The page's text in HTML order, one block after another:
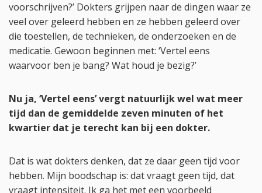
voorschrijven?’ Dokters grijpen naar de dingen waar ze
veel over geleerd hebben en ze hebben geleerd over
die toestellen, de technieken, de onderzoeken en de
medicatie. Gewoon beginnen met: ‘Vertel eens
waarvoor ben je bang? Wat houd je bezig?’
Nu ja, ‘Vertel eens’ vergt natuurlijk wel wat meer
tijd dan de gemiddelde zeven minuten of het
kwartier dat je terecht kan bij een dokter.
Dat is wat dokters denken, dat ze daar geen tijd voor
hebben. Mijn boodschap is: dat vraagt geen tijd, dat
vraagt intensiteit. Ik ga het met een voorbeeld